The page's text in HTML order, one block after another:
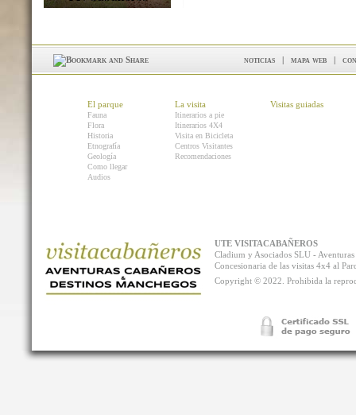
noticias | mapa web |
El parque
Fauna
Flora
Historia
Etnografía
Geología
Como llegar
Audios
La visita
Itinerarios a pie
Itinerarios 4X4
Visita en Bicicleta
Centros Visitantes
Recomendaciones
Visitas guiadas
UTE VISITACABAÑEROS
Cladium y Asociados SLU -
Concesionaria de las visitas 4x4 al
Copyright © 2022. Prohibida la